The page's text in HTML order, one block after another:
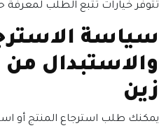
تتوفر خيارات تتبع الطلب
سياسة
والاستبدال
زين